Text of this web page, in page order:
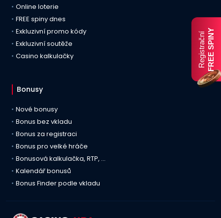
RegistračníFREE SPINY
Online loterie
FREE spiny dnes
Exkluzivní promo kódy
Exkluzivní soutěže
Casino kalkulačky
Bonusy
Nové bonusy
Bonus bez vkladu
Bonus za registraci
Bonus pro velké hráče
Bonusová kalkulačka, RTP, …
Kalendář bonusů
Bonus Finder podle vkladu